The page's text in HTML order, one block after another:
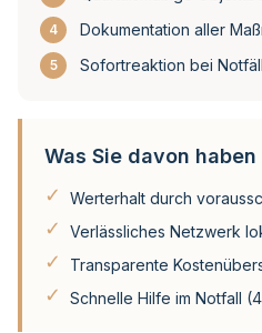
4 Dokumentation aller
5 Sofortreaktion bei
Was Sie davon haben
✓
Werterhalt durch
✓ Verlässliches Netzwerk
✓ Transparente
✓ Schnelle Hilfe im Notfall